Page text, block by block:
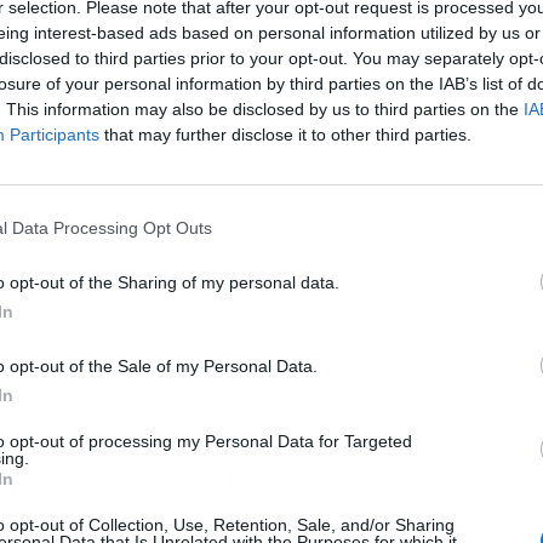
selection. Please note that after your opt-out request is processed
interest-based ads based on personal information utilized by us
to third parties prior to your opt-out. You may separately
of your personal information by third parties on the IAB’s list of
This information may also be disclosed by us to third parties on the
Participants that may further disclose it to other third parties.
Data Processing Opt Outs
opt-out of the Sharing of my personal data.
opt-out of the Sale of my Personal Data.
opt-out of processing my Personal Data for Targeted
opt-out of Collection, Use, Retention, Sale, and/or Sharing
políticos y socios del Gobierno que quieren
es España vaya a la deriva", y hay "algunos
Estado al propio país".